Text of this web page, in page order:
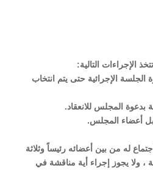
الإجراءات التالية:
الجلسة الإجرائية حتى يتم انتخاب
المجلس للانعقاد.
أعضاء المجلس.
له من بين أعضائه رئيساً وثلاثة
، ولا يجوز إجراء أية مناقشة في